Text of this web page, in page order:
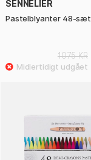
SENNELIER
Pastelblyanter 48‑sæt
1075 KR